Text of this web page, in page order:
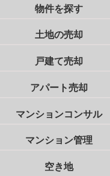
物件を探す
土地の売却
戸建て売却
アパート売却
マンションコンサル
マンション管理
空き地